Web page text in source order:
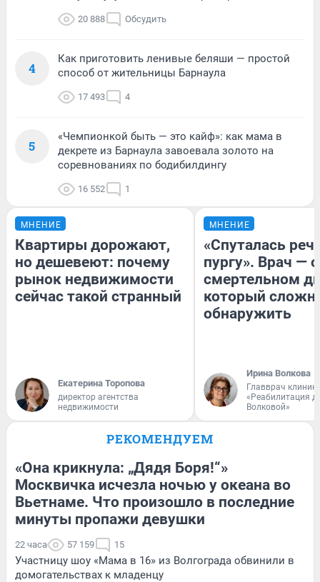
20 888 Обсудить
4
Как приготовить ленивые беляши — простой
способ от жительницы Барнаула
17 493 4
5
«Чемпионкой быть — это кайф»: как мама в
декрете из Барнаула завоевала золото на
соревнованиях по бодибилдингу
16 552 1
МНЕНИЕ
Квартиры дорожают,
но дешевеют: почему
рынок недвижимости
сейчас такой странный
Екатерина Торопова
директор агентства
недвижимости
МНЕНИЕ
«Спуталась
пургу». Врач — о
смертельном
который
обнаружить
Ирина Волкова
Главврач
«Реабилитация
Волковой»
РЕКОМЕНДУЕМ
«Она крикнула: „Дядя Боря!“»
Москвичка исчезла ночью у океана во
Вьетнаме. Что произошло в последние
минуты пропажи девушки
22 часа 57 159 15
Участницу шоу «Мама в 16» из Волгограда обвинили в
домогательствах к младенцу